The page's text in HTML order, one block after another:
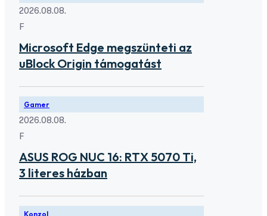
2026.08.08.
F
Microsoft Edge megszünteti az
uBlock Origin támogatást
Gamer
2026.08.08.
F
ASUS ROG NUC 16: RTX 5070 Ti,
3 literes házban
Konzol